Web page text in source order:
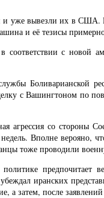
и уже вывезли их в США.
и её тезисы
с новой
Боливарианской
с Вашингтоном по
агрессия со стороны
Вполне верояно,
тоже проводили
предпочитает
иранских
а затем, после